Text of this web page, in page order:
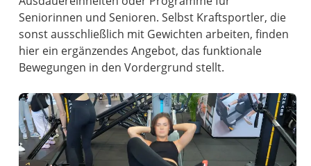
Seniorinnen und Senioren. Selbst Kraftsportler, die
sonst ausschließlich mit Gewichten arbeiten, finden
hier ein ergänzendes Angebot, das funktionale
Bewegungen in den Vordergrund stellt.